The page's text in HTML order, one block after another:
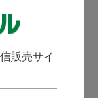
販売サイ
日
に価格が表示